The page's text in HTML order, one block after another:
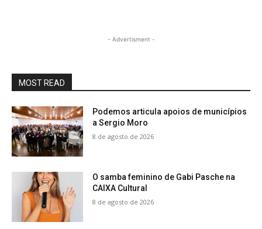
- Advertisment -
MOST READ
Podemos articula apoios de municípios
a Sergio Moro
8 de agosto de 2026
O samba feminino de Gabi Pasche na
CAIXA Cultural
8 de agosto de 2026